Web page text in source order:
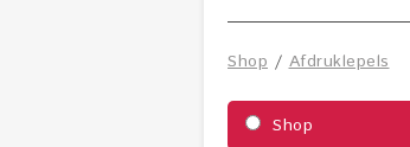
Shop /Afdruklepels
Shop